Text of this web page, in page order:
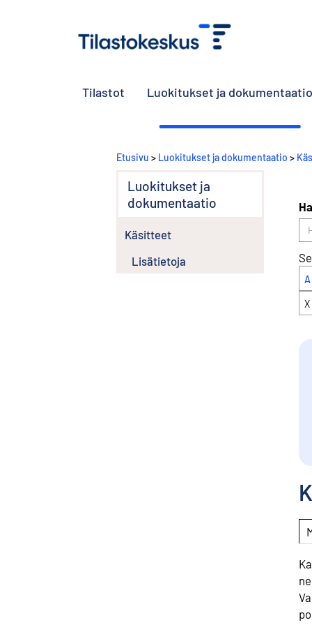
Tilastot Luokitukset ja dokumentaatio
Etusivu > Luokitukset ja dokumentaatio >
Luokitukset ja
dokumentaatio
Käsitteet
Lisätietoja
A
X